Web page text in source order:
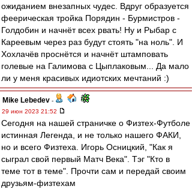
ожиданием внезапных чудес. Вдруг образуется
феерическая тройка Порядин - Бурмистров -
Голдобин и начнёт всех рвать! Ну и Рыбар с
Кареевым через раз будут стоять "на ноль". И
Хохлачёв проснётся и начнёт штамповать
голевые на Галимова с Цыплаковым... Да мало
ли у меня красивых идиотских мечтаний :)
Mike Lebedev -
29 июн 2023 21:52
Сегодня на нашей страничке о Физтех-Футболе
истинная Легенда, и не только нашего ФАКИ,
но и всего Физтеха. Игорь Осницкий, "Как я
сыграл свой первый Матч Века". Тэг "Кто в
теме тот в теме". Прочти сам и передай своим
друзьям-физтехам